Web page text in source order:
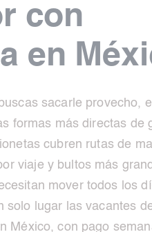
con
en
sacarle provecho,
formas más directas de
cubren rutas de
viaje y bultos más
mover todos los
solo lugar las vacantes
México, con pago